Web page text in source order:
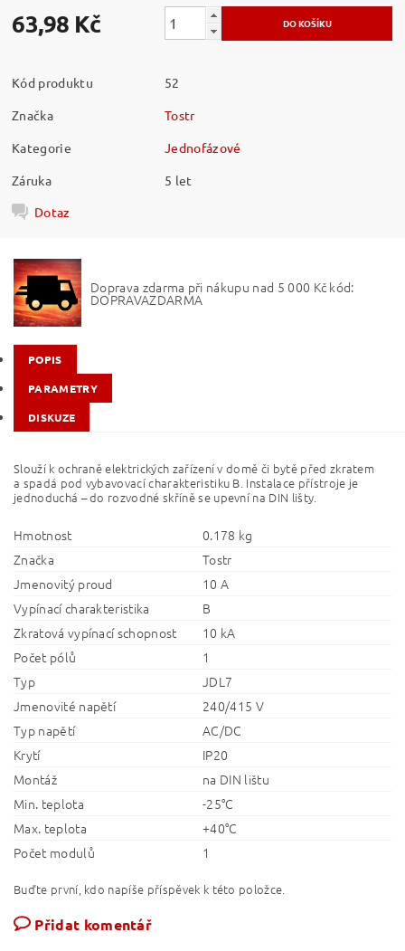
63,98 Kč
Kód produktu
52
Značka
Tostr
Kategorie
Jednofázové
Záruka
5 let
Dotaz
Doprava zdarma při nákupu nad 5 000 Kč kód:
DOPRAVAZDARMA
POPIS
PARAMETRY
DISKUZE
Slouží k ochraně elektrických zařízení v domě či bytě před zkratem
a spadá pod vybavovací charakteristiku B. Instalace přístroje je
jednoduchá – do rozvodné skříně se upevní na DIN lišty.
Hmotnost
0.178 kg
Značka
Tostr
Jmenovitý proud
10 A
Vypínací charakteristika
B
Zkratová vypínací schopnost
10 kA
Počet pólů
1
Typ
JDL7
Jmenovité napětí
240/415 V
Typ napětí
AC/DC
Krytí
IP20
Montáž
na DIN lištu
Min. teplota
-25°C
Max. teplota
+40°C
Počet modulů
1
Buďte první, kdo napíše příspěvek k této položce.
Přidat komentář